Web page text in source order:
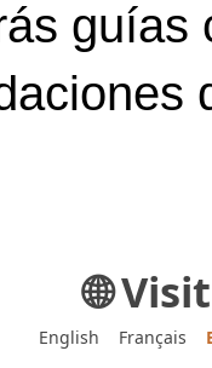
guías
🌐
English Français